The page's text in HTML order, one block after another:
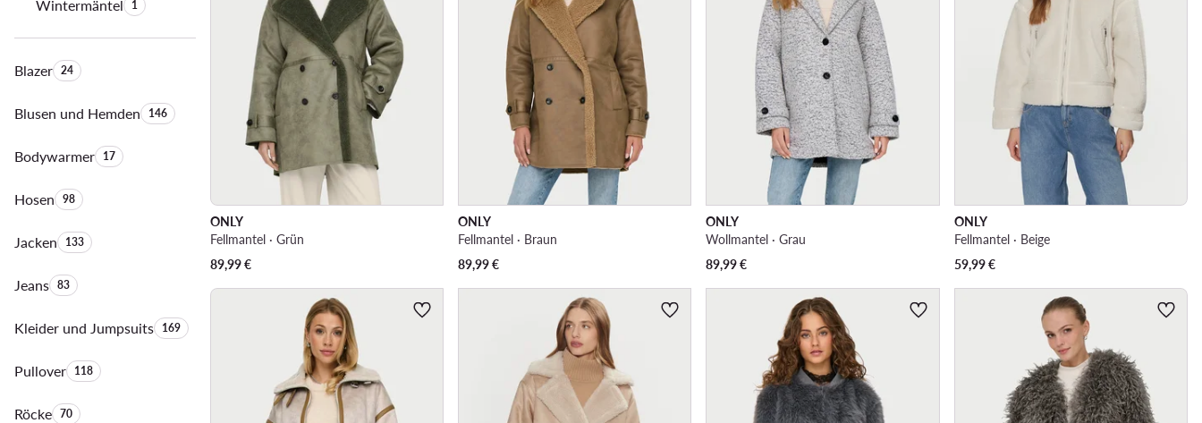
WintermäntelAnzahl der Produkte:
1
BlazerAnzahl der Produkte:
24
Blusen und HemdenAnzahl der Produkte:
146
BodywarmerAnzahl der Produkte:
17
HosenAnzahl der Produkte:
98
JackenAnzahl der Produkte:
133
JeansAnzahl der Produkte:
83
Kleider und JumpsuitsAnzahl der Produkte:
169
PulloverAnzahl der Produkte:
118
RöckeAnzahl der Produkte:
70
ONLY
Fellmantel · Grün
89,99€
ONLY
Fellmantel · Braun
89,99€
ONLY
Wollmantel · Grau
89,99€
ONLY
Fellmantel · Beige
59,99€